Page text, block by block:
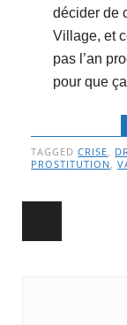
décider de
Village, et
pas l’an
pour que
TAGGEDCRISE,
PROSTITUTION,
Post